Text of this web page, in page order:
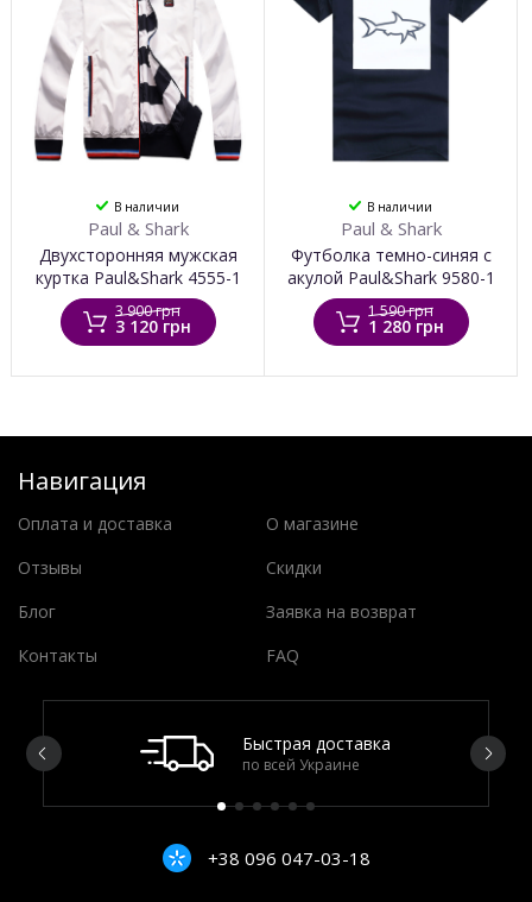
В наличии
Paul & Shark
Двухсторонняя мужская
куртка Paul&Shark 4555-1
3 900 грн
3 120 грн
В наличии
Paul & Shark
Футболка темно-синяя с
акулой Paul&Shark 9580-1
1 590 грн
1 280 грн
Навигация
Оплата и доставка
О магазине
Отзывы
Скидки
Блог
Заявка на возврат
Контакты
FAQ
Быстрая доставка
по всей Украине
+38 096 047-03-18